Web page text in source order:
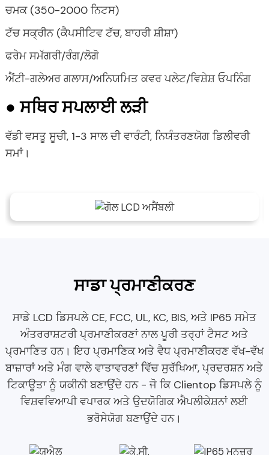
ਚਮਕ (350-2000 ਨਿਟਸ)
ਟੱਚ ਸਕ੍ਰੀਨ (ਕੈਪਸੀਟਿਵ ਟੱਚ, ਬਾਹਰੀ ਸ਼ੀਸ਼ਾ)
ਫਰੇਮ ਸਮੱਗਰੀ/ਰੰਗ/ਲੋਗੋ
ਐਂਟੀ-ਗਲੇਅਰ ਗਲਾਸ/ਅਨਿਯਮਿਤ ਕਵਰ ਪਲੇਟ/ਵਿਸ਼ੇਸ਼ ਓਪਨਿੰਗ
● ਸਥਿਰ ਸਪਲਾਈ ਲੜੀ
ਵੱਡੀ ਵਸਤੂ ਸੂਚੀ, 1-3 ਸਾਲ ਦੀ ਵਾਰੰਟੀ, ਨਿਯੰਤਰਣਯੋਗ ਡਿਲੀਵਰੀ
ਸਮਾਂ।
ਸਾਡਾ ਪ੍ਰਮਾਣੀਕਰਣ
ਸਾਡੇ LCD ਡਿਸਪਲੇ CE, FCC, UL, KC, BIS, ਅਤੇ IP65 ਸਮੇਤ
ਅੰਤਰਰਾਸ਼ਟਰੀ ਪ੍ਰਮਾਣੀਕਰਣਾਂ ਨਾਲ ਪੂਰੀ ਤਰ੍ਹਾਂ ਟੈਸਟ ਅਤੇ
ਪ੍ਰਮਾਣਿਤ ਹਨ। ਇਹ ਪ੍ਰਮਾਣਿਕ ​​ਅਤੇ ਵੈਧ ਪ੍ਰਮਾਣੀਕਰਣ ਵੱਖ-ਵੱਖ
ਬਾਜ਼ਾਰਾਂ ਅਤੇ ਮੰਗ ਵਾਲੇ ਵਾਤਾਵਰਣਾਂ ਵਿੱਚ ਸੁਰੱਖਿਆ, ਪ੍ਰਦਰਸ਼ਨ ਅਤੇ
ਟਿਕਾਊਤਾ ਨੂੰ ਯਕੀਨੀ ਬਣਾਉਂਦੇ ਹਨ - ਜੋ ਕਿ Clientop ਡਿਸਪਲੇ ਨੂੰ
ਵਿਸ਼ਵਵਿਆਪੀ ਵਪਾਰਕ ਅਤੇ ਉਦਯੋਗਿਕ ਐਪਲੀਕੇਸ਼ਨਾਂ ਲਈ
ਭਰੋਸੇਯੋਗ ਬਣਾਉਂਦੇ ਹਨ।